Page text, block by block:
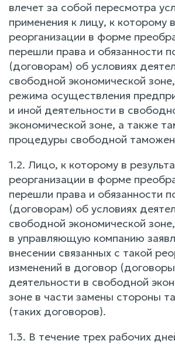
влечет за собой пересмотра
применения к лицу, к которому
реорганизации в форме
перешли права и обязанности
(договорам) об условиях
свободной экономической
режима осуществления
и иной деятельности в
экономической зоне, а также
процедуры свободной
1.2. Лицо, к которому в
реорганизации в форме
перешли права и обязанности
(договорам) об условиях
свободной экономической
в управляющую компанию
внесении связанных с такой
изменений в договор
деятельности в свободной
зоне в части замены стороны
(таких договоров).
1.3. В течение трех рабочих